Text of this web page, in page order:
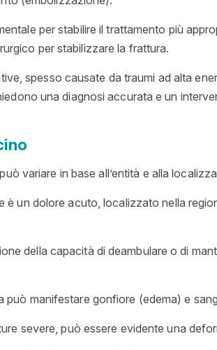
per stabilire il trattamento più
per stabilizzare la frattura.
spesso causate da traumi ad alta
una diagnosi accurata e un
variare in base all’entità e alla
è un dolore acuto, localizzato nella
della capacità di deambulare o di
può manifestare gonfiore (edema) e
severe, può essere evidente una